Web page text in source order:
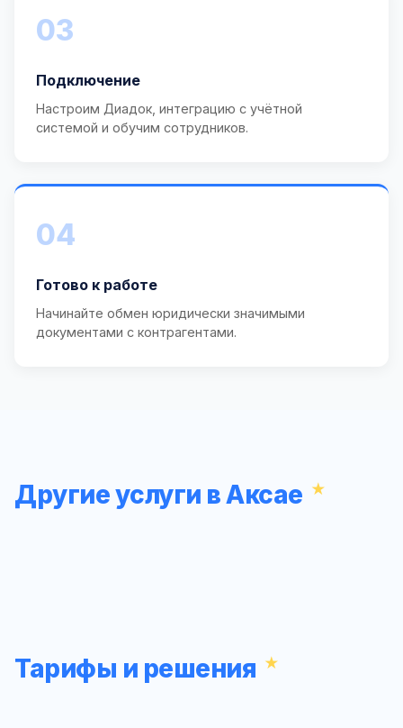
03
Подключение
Настроим Диадок, интеграцию с учётной
системой и обучим сотрудников.
04
Готово к работе
Начинайте обмен юридически значимыми
документами с контрагентами.
Другие услуги в Аксае
Тарифы и решения